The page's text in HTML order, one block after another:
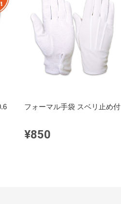
フォーマル手袋 スベリ止め付
¥850